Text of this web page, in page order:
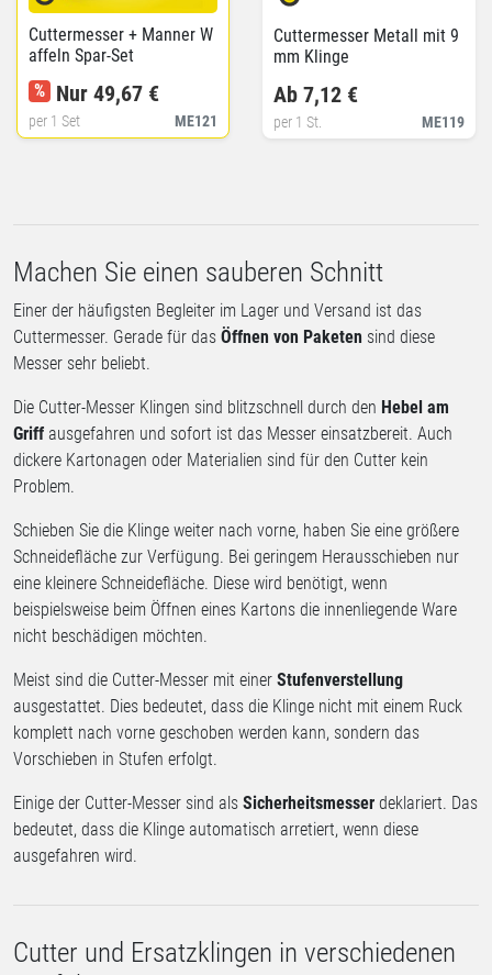
Cuttermesser + Manner W
affeln Spar-Set
ME121
% Nur 49,67 €
per 1 Set
Cuttermesser Metall mit 9
mm Klinge
ME119
Ab 7,12 €
per 1 St.
Machen Sie einen sauberen Schnitt
Einer der häufigsten Begleiter im Lager und Versand ist das
Cuttermesser. Gerade für das Öffnen von Paketen sind diese
Messer sehr beliebt.
Die Cutter-Messer Klingen sind blitzschnell durch den Hebel am
Griff ausgefahren und sofort ist das Messer einsatzbereit. Auch
dickere Kartonagen oder Materialien sind für den Cutter kein
Problem.
Schieben Sie die Klinge weiter nach vorne, haben Sie eine größere
Schneidefläche zur Verfügung. Bei geringem Herausschieben nur
eine kleinere Schneidefläche. Diese wird benötigt, wenn
beispielsweise beim Öffnen eines Kartons die innenliegende Ware
nicht beschädigen möchten.
Meist sind die Cutter-Messer mit einer Stufenverstellung
ausgestattet. Dies bedeutet, dass die Klinge nicht mit einem Ruck
komplett nach vorne geschoben werden kann, sondern das
Vorschieben in Stufen erfolgt.
Einige der Cutter-Messer sind als Sicherheitsmesser deklariert. Das
bedeutet, dass die Klinge automatisch arretiert, wenn diese
ausgefahren wird.
Cutter und Ersatzklingen in verschiedenen